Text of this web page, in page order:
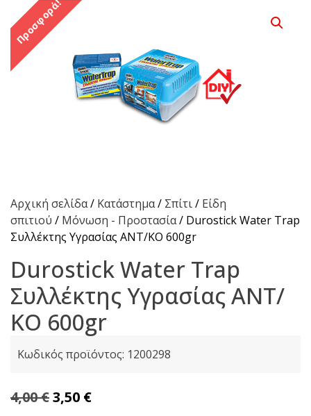
Προσφορά!
Αρχική σελίδα/ Κατάστημα/ Σπίτι/ Είδη
σπιτιού / Μόνωση - Προστασία/ Durostick Water Trap
Συλλέκτης Υγρασίας ΑΝΤ/ΚΟ 600gr
Durostick Water Trap
Συλλέκτης Υγρασίας ΑΝΤ/
ΚΟ 600gr
Κωδικός προϊόντος: 1200298
4,00€Original
3,50 €Η